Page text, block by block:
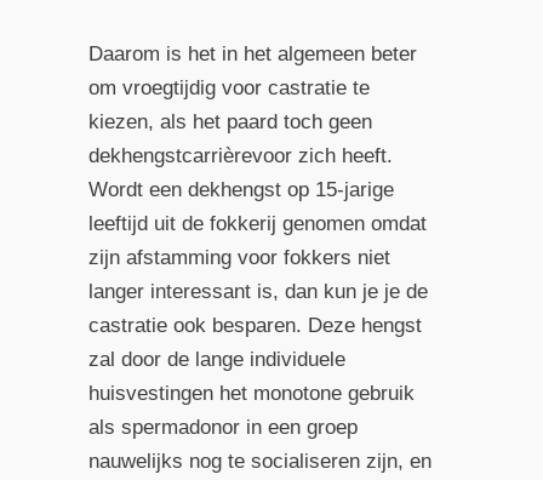
Daarom is het in het algemeen beter
om vroegtijdig voor castratie te
kiezen, als het paard toch geen
dekhengstcarrièrevoor zich heeft.
Wordt een dekhengst op 15-jarige
leeftijd uit de fokkerij genomen omdat
zijn afstamming voor fokkers niet
langer interessant is, dan kun je je de
castratie ook besparen. Deze hengst
zal door de lange individuele
huisvestingen het monotone gebruik
als spermadonor in een groep
nauwelijks nog te socialiseren zijn, en